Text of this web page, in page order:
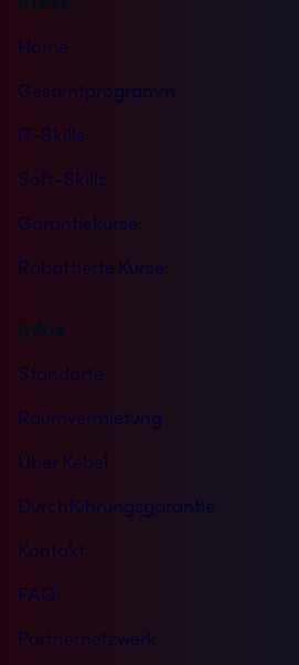
e
S
G
O
E
i
v
r
t
n
d
i
i
*
Home
Gesamtprogramm
IT-Skills
Soft-Skills
Garantiekurse
Rabattierte Kurse
Infos
Standorte
Raumvermietung
Über Kebel
Durchführungsgarantie
Kontakt
FAQ
Partnernetzwerk